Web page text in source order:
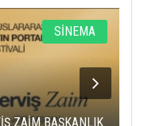
SİNEMA
ZAİM BAŞKANLIK